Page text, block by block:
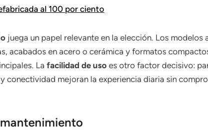
al 100 por ciento
juega un papel relevante en la elección. Los modelos
acabados en acero o cerámica y formatos
La facilidad de uso es otro factor decisivo:
conectividad mejoran la experiencia diaria sin